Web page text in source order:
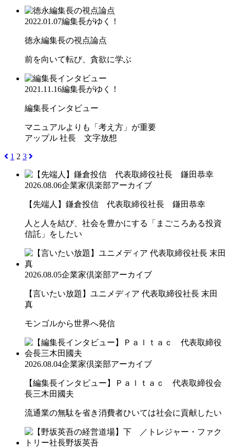
2022.01.07編集長がゆく！
徳永編集長の視点論点
前を向いて転び、貪欲に学ぶ
2021.11.16編集長がゆく！
編集長インタビュー
マニュアルよりも「考え方」が重要
アップル 社長 文字放想
1 2 3
2026.08.06企業家倶楽部アーカイブ
【先端人】鎌倉投信 代表取締役社長 鎌田恭幸
人と人を結び、社会を豊かにする「まごころある投資
信託」をしたい
2026.08.05企業家倶楽部アーカイブ
【言いたい放題】ユニメディア 代表取締役社長 末田
真
モンゴルから世界へ発信
2026.08.04企業家倶楽部アーカイブ
【編集長インタビュー】Ｐａｌｔａｃ 代表取締役会
長三木田國夫
流通業の無駄を省き消費者ひいては社会に貢献したい